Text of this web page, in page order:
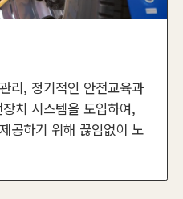
리, 정기적인 안전교육과
치 시스템을 도입하여,
공하기 위해 끊임없이 노